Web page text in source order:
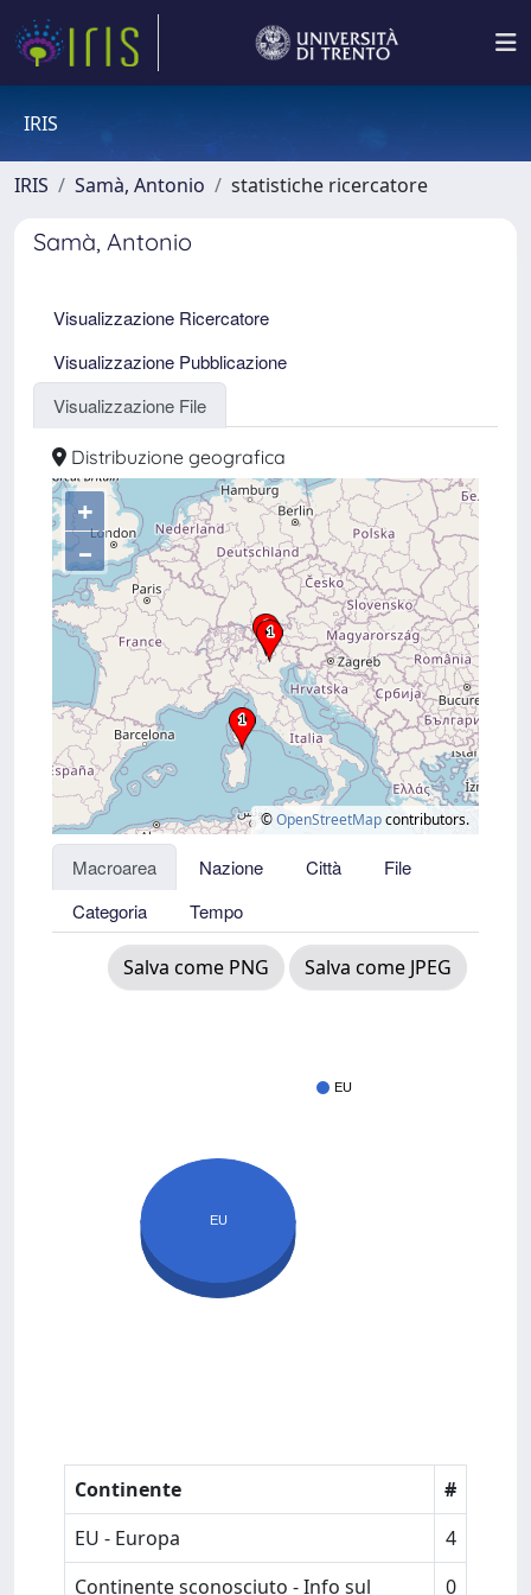
IRIS
IRIS Samà, Antonio statistiche ricercatore
Samà, Antonio
Visualizzazione Ricercatore
Visualizzazione Pubblicazione
Visualizzazione File
Distribuzione geografica
+
–
©OpenStreetMapcontributors.
Macroarea Nazione Città
File
Categoria
Tempo
Salva come PNG Salva come JPEG
EU
EU
Continente
#
EU - Europa
4
Continente sconosciuto - Info sul
0